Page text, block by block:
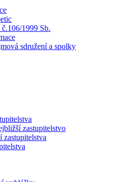
1999 Sb.
sdružení a spolky
zastupitelstvo
zastupitelstva